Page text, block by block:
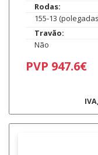
Rodas:
155-13
Travão:
Não
PVP 947.6€